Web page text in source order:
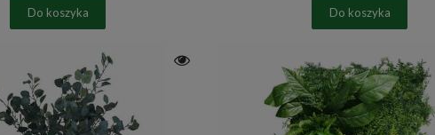
Do koszyka Do koszyka